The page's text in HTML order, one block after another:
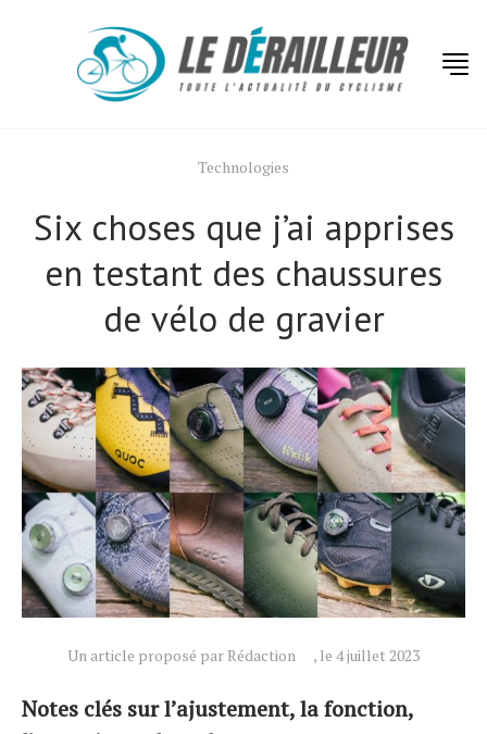
Technologies
Six choses que j’ai apprises
en testant des chaussures
de vélo de gravier
Un article proposé par Rédaction , le 4 juillet 2023
Notes clés sur l’ajustement, la fonction,